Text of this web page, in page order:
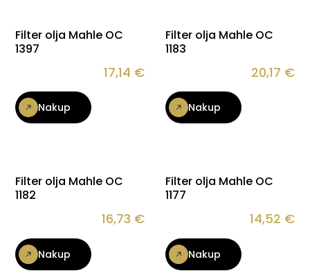
Filter olja Mahle OC
1397
17,14 €
Nakup
Filter olja Mahle OC
1183
20,17 €
Nakup
Filter olja Mahle OC
1182
16,73 €
Nakup
Filter olja Mahle OC
1177
14,52 €
Nakup